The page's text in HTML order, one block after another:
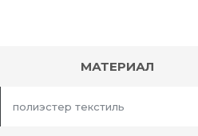
МАТЕРИАЛ
полиэстер текстиль